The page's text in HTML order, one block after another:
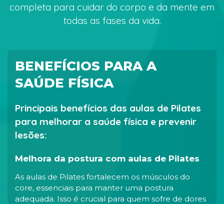
completa para cuidar do corpo e da mente em
todas as fases da vida.
BENEFÍCIOS PARA A
SAÚDE FÍSICA
Principais benefícios das aulas de Pilates
para melhorar a saúde física e prevenir
lesões:
Melhora da postura com aulas de Pilates
As aulas de Pilates fortalecem os músculos do
core, essenciais para manter uma postura
adequada. Isso é crucial para quem sofre de dores